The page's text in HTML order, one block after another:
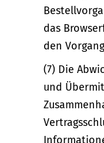
das
den
(7) Die
und